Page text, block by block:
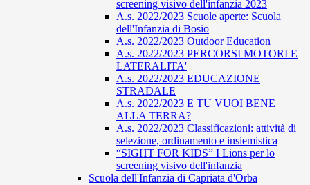
screening visivo dell'infanzia 2023
A.s. 2022/2023 Scuole aperte: Scuola
dell'Infanzia di Bosio
A.s. 2022/2023 Outdoor Education
A.s. 2022/2023 PERCORSI MOTORI E
LATERALITA'
A.s. 2022/2023 EDUCAZIONE
STRADALE
A.s. 2022/2023 E TU VUOI BENE
ALLA TERRA?
A.s. 2022/2023 Classificazioni: attività di
selezione, ordinamento e insiemistica
“SIGHT FOR KIDS” I Lions per lo
screening visivo dell'infanzia
Scuola dell'Infanzia di Capriata d'Orba